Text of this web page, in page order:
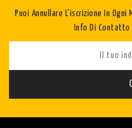
Puoi Annullare L'iscrizione In Ogni
Info Di